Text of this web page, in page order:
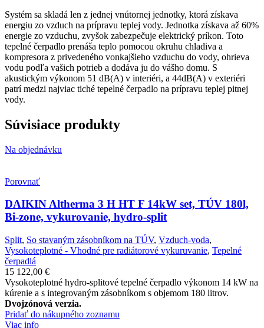
Systém sa skladá len z jednej vnútornej jednotky, ktorá získava
energiu zo vzduch na prípravu teplej vody. Jednotka získava až 60%
energie zo vzduchu, zvyšok zabezpečuje elektrický príkon. Toto
tepelné čerpadlo prenáša teplo pomocou okruhu chladiva a
kompresora z privedeného vonkajšieho vzduchu do vody, ohrieva
vodu podľa vašich potrieb a dodáva ju do vášho domu. S
akustickým výkonom 51 dB(A) v interiéri, a 44dB(A) v exteriéri
patrí medzi najviac tiché tepelné čerpadlo na prípravu teplej pitnej
vody.
Súvisiace produkty
Na objednávku
Porovnať
DAIKIN Altherma 3 H HT F 14kW set, TÚV 180l,
Bi-zone, vykurovanie, hydro-split
Split, So stavaným zásobníkom na TÚV, Vzduch-voda,
Vysokoteplotné - Vhodné pre radiátorové vykuruvanie, Tepelné
čerpadlá
15 122,00 €
Vysokoteplotné hydro-splitové tepelné čerpadlo výkonom 14 kW na
kúrenie a s integrovaným zásobníkom s objemom 180 litrov.
Dvojzónová verzia.
Pridať do nákupného zoznamu
Viac info